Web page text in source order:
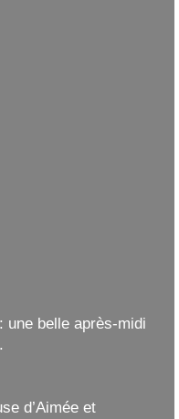
une belle après-midi
d’Aimée et